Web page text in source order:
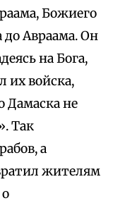
Божиего
до Авраама. Он
на Бога,
их войска,
Дамаска не
Так
а
жителям